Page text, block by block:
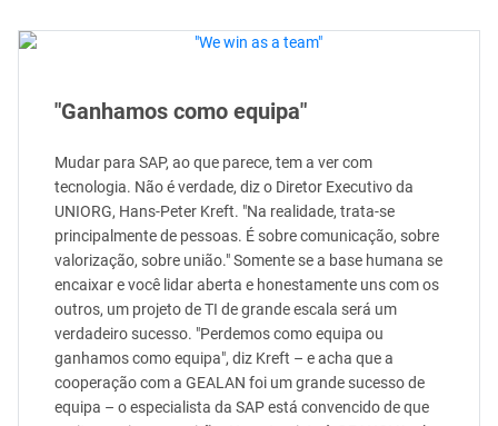
"Ganhamos como equipa"
Mudar para SAP, ao que parece, tem a ver com
tecnologia. Não é verdade, diz o Diretor Executivo da
UNIORG, Hans-Peter Kreft. "Na realidade, trata-se
principalmente de pessoas. É sobre comunicação, sobre
valorização, sobre união." Somente se a base humana se
encaixar e você lidar aberta e honestamente uns com os
outros, um projeto de TI de grande escala será um
verdadeiro sucesso. "Perdemos como equipa ou
ganhamos como equipa", diz Kreft – e acha que a
cooperação com a GEALAN foi um grande sucesso de
equipa – o especialista da SAP está convencido de que